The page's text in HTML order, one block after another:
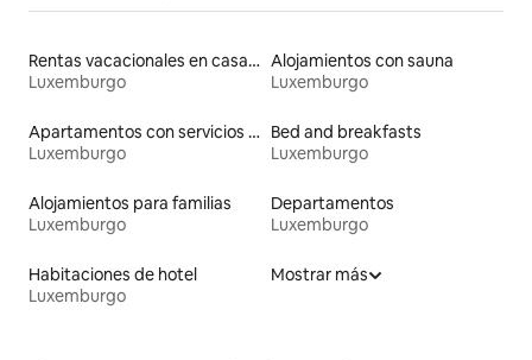
Rentas vacacionales en casas de huéspedes
Luxemburgo
Alojamientos con sauna
Luxemburgo
Apartamentos con servicios incluidos vacacionales
Luxemburgo
Bed and breakfasts
Luxemburgo
Alojamientos para familias
Luxemburgo
Departamentos
Luxemburgo
Habitaciones de hotel
Luxemburgo
Mostrar más